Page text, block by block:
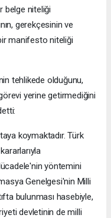
belge niteliği
gerekçesinin ve
manifesto niteliği
tehlikede olduğunu,
yerine getirmediğini
koymaktadır. Türk
yöntemini
Genelgesi'nin Milli
bulunması hasebiyle,
devletinin de milli